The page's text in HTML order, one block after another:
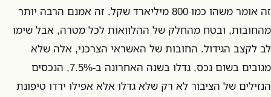
זה אומר משהו כמו 800 מיליארד שקל. זה אמנם הרבה יותר
מהחובות, ובטח מהחלק של ההלוואות לכל מטרה, אבל שימו
לב לקצב הגידול. החובות של האשראי הצרכני, אלה שלא
מגובים בשום נכס, גדלו בשנה האחרונה ב-7.5%, הנכסים
הנזילים של הציבור לא רק שלא גדלו אלא אפילו ירדו טיפונת